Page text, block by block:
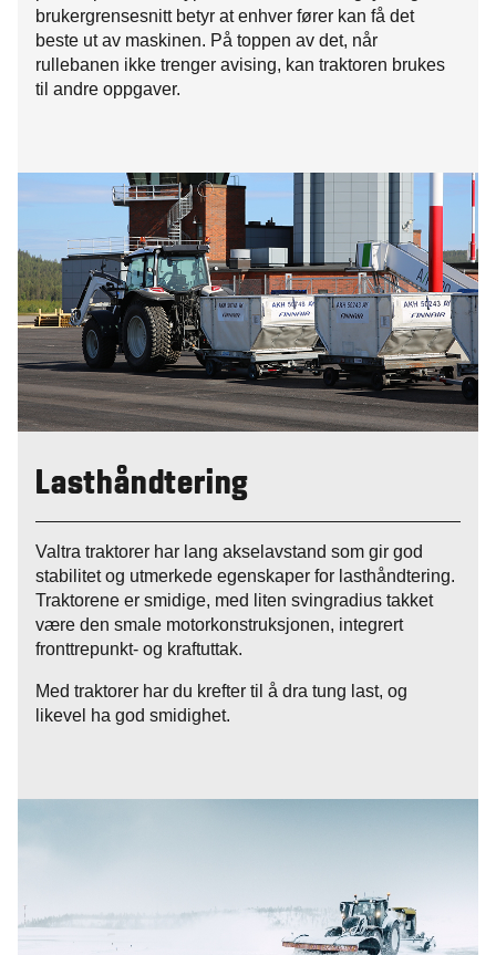
brukergrensesnitt betyr at enhver fører kan få det
beste ut av maskinen. På toppen av det, når
rullebanen ikke trenger avising, kan traktoren brukes
til andre oppgaver.
Lasthåndtering
Valtra traktorer har lang akselavstand som gir god
stabilitet og utmerkede egenskaper for lasthåndtering.
Traktorene er smidige, med liten svingradius takket
være den smale motorkonstruksjonen, integrert
fronttrepunkt- og kraftuttak.
Med traktorer har du krefter til å dra tung last, og
likevel ha god smidighet.